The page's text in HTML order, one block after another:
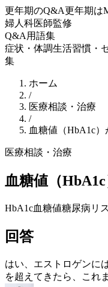
更年期のQ&A更年期は
婦人科医師監修
Q&A 用語集
症状・体調生活習慣・
集
ホーム
/
医療相談・治療
/
血糖値（HbA1c
医療相談・治療
血糖値（
HbA1c血糖値糖尿病リ
回答
はい、 エストロゲンに
を超えてきたら、これ